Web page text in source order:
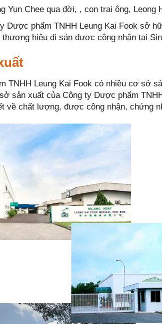
Yun Chee qua đời, , con trai ông,
Dược phẩm TNHH Leung Kai Fook sở
thương hiệu di sản được công nhận tại
TNHH Leung Kai Fook có nhiều cơ sở
sản xuất của Công ty Dược phẩm
về chất lượng, được công nhận, chứng